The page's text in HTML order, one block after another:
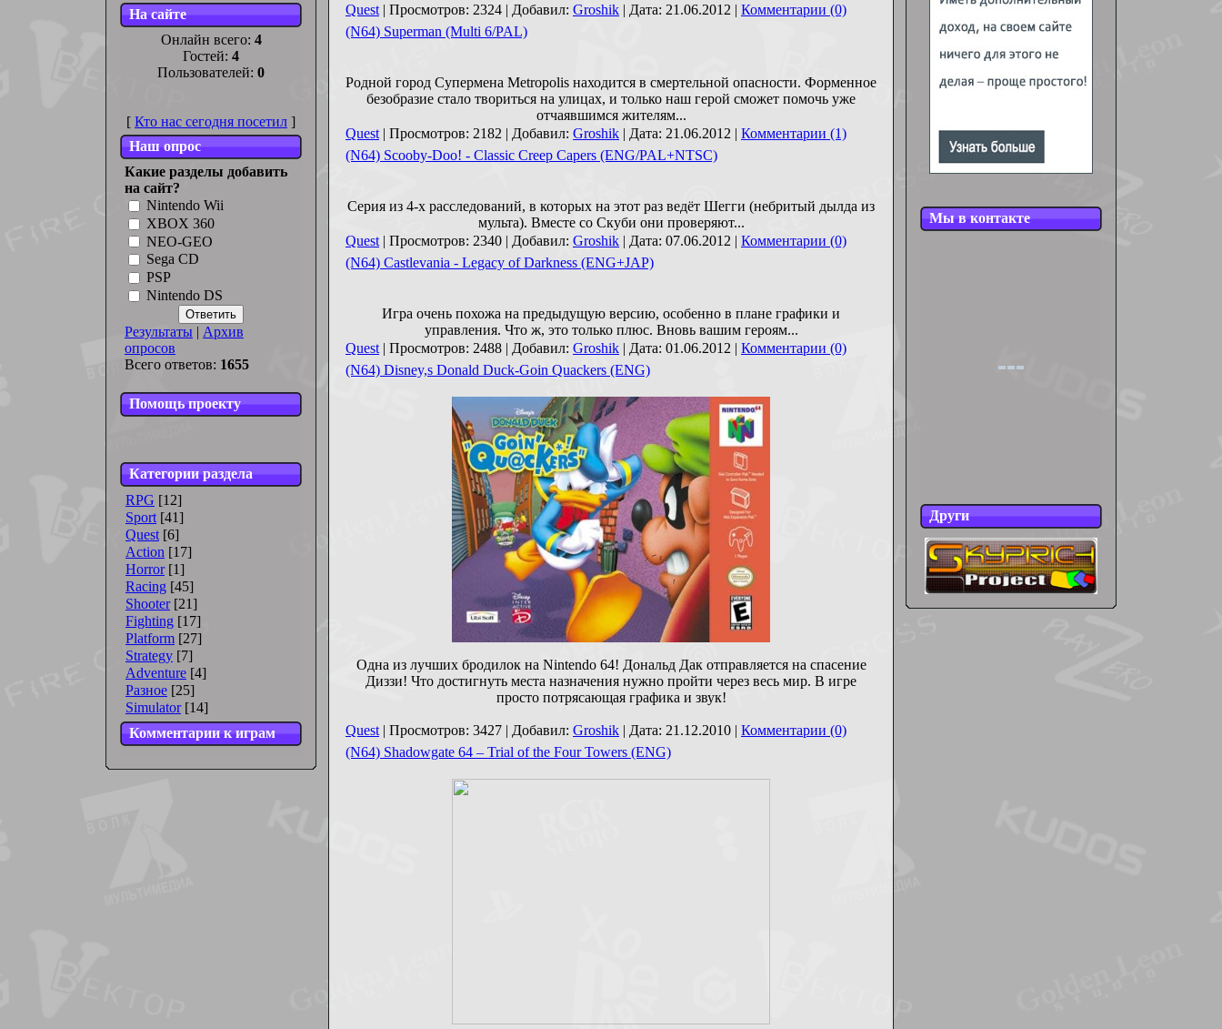
На сайте
Онлайн всего: 4
Гостей: 4
Пользователей: 0
[ Кто нас сегодня посетил ]
Наш опрос
Какие разделы добавить
на сайт?
Nintendo Wii
XBOX 360
NEO-GEO
Sega CD
PSP
Nintendo DS
Результаты | Архив
опросов
Всего ответов: 1655
Помощь проекту
Категории раздела
RPG [12]
Sport [41]
Quest [6]
Action [17]
Horror [1]
Racing [45]
Shooter [21]
Fighting [17]
Platform [27]
Strategy [7]
Adventure [4]
Разное [25]
Simulator [14]
Комментарии к играм
Quest | Просмотров: 2324 | Добавил: Groshik | Дата: 21.06.2012 | Комментарии (0)
(N64) Superman (Multi 6/PAL)
Родной город Супермена Metropolis находится в смертельной опасности. Форменное
безобразие стало твориться на улицах, и только наш герой сможет помочь уже
отчаявшимся жителям...
Quest | Просмотров: 2182 | Добавил: Groshik | Дата: 21.06.2012 | Комментарии (1)
(N64) Scooby-Doo! - Classic Creep Capers (ENG/PAL+NTSC)
Серия из 4-х расследований, в которых на этот раз ведёт Шегги (небритый дылда из
мульта). Вместе со Скуби они проверяют...
Quest | Просмотров: 2340 | Добавил: Groshik | Дата: 07.06.2012 | Комментарии (0)
(N64) Castlevania - Legacy of Darkness (ENG+JAP)
Игра очень похожа на предыдущую версию, особенно в плане графики и
управления. Что ж, это только плюс. Вновь вашим героям...
Quest | Просмотров: 2488 | Добавил: Groshik | Дата: 01.06.2012 | Комментарии (0)
(N64) Disney,s Donald Duck-Goin Quackers (ENG)
Одна из лучших бродилок на Nintendo 64! Дональд Дак отправляется на спасение
Диззи! Что достигнуть места назначения нужно пройти через весь мир. В игре
просто потрясающая графика и звук!
Quest | Просмотров: 3427 | Добавил: Groshik | Дата: 21.12.2010 | Комментарии (0)
(N64) Shadowgate 64 – Trial of the Four Towers (ENG)
Мы в контакте
Други